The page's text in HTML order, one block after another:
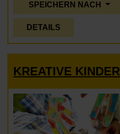
SPEICHERN NACH
DETAILS
KREATIVE KINDER